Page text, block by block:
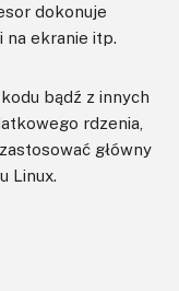
dokonuje
na ekranie itp.
bądź z innych
rdzenia,
główny
Linux.